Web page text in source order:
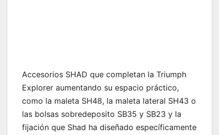
Accesorios SHAD que completan la Triumph
Explorer aumentando su espacio práctico,
como la maleta SH48, la maleta lateral SH43 o
las bolsas sobredeposito SB35 y SB23 y la
fijación que Shad ha diseñado específicamente